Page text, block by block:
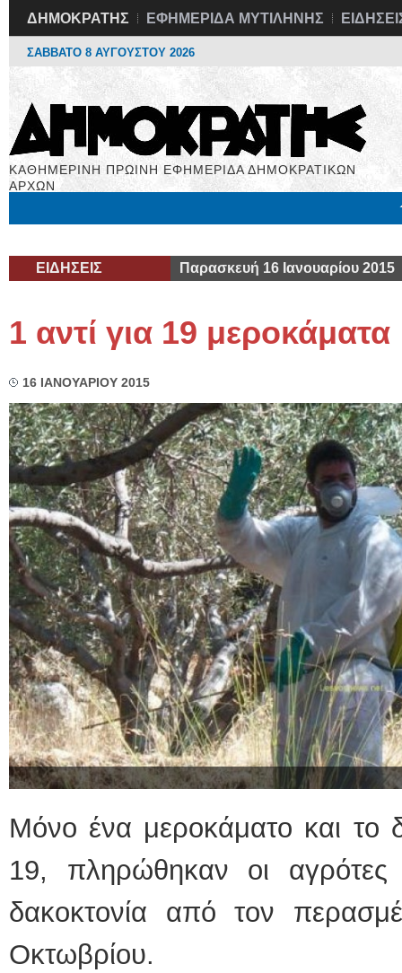
ΔΗΜΟΚΡΑΤΗΣ ΕΦΗΜΕΡΙΔΑ ΜΥΤΙΛΗΝΗΣ
ΣΑΒΒΑΤΟ 8 ΑΥΓΟΥΣΤΟΥ 2026
ΚΑΘΗΜΕΡΙΝΗ ΠΡΩΙΝΗ ΕΦΗΜΕΡΙΔΑ ΔΗΜΟΚΡΑΤΙΚΩΝ
ΑΡΧΩΝ
ΕΙΔΗΣΕΙΣ Παρασκευή 16 Ιανουαρίου 2015
1 αντί για 19 μεροκάματα
16 ΙΑΝΟΥΑΡΙΟΥ 2015
Μόνο ένα μεροκάματο και το
19, πληρώθηκαν οι
δακοκτονία από τον
Οκτωβρίου.